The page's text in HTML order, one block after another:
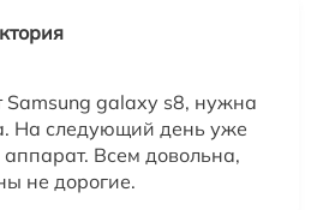
Samsung galaxy s8, нужна
На следующий день уже
Всем довольна,
не дорогие.